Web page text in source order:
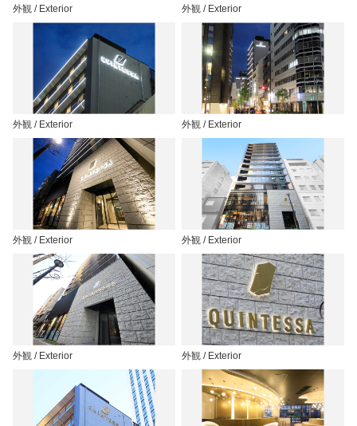
外観 / Exterior 外観 / Exterior
外観 / Exterior 外観 / Exterior
外観 / Exterior 外観 / Exterior
外観 / Exterior 外観 / Exterior